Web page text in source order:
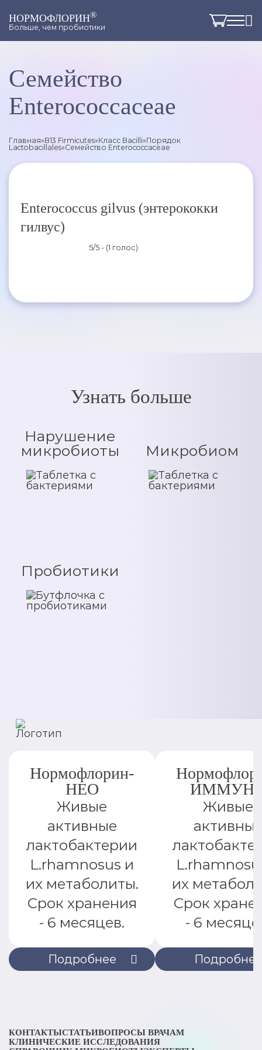
НОРМОФЛОРИН®
Больше, чем пробиотики
Семейство
Enterococcaceae
Главная»B13 Firmicutes»Класс Bacilli»Порядок
Lactobacillales»Семейство Enterococcaceae
Enterococcus gilvus (энтерококки
гилвус)
5/5 - (1 голос)
Узнать больше
Нарушение
микробиоты
Микробиом
Пробиотики
Подробнее
Нормофлорин-
НЕО
Живые
активные
лактобактерии
L.rhamnosus и
их метаболиты.
Срок хранения
- 6 месяцев.
Подробнее
Живые
их
Срок
- 6
КОНТАКТЫСТАТЬИВОПРОСЫ ВРАЧАМ
КЛИНИЧЕСКИЕ ИССЛЕДОВАНИЯ